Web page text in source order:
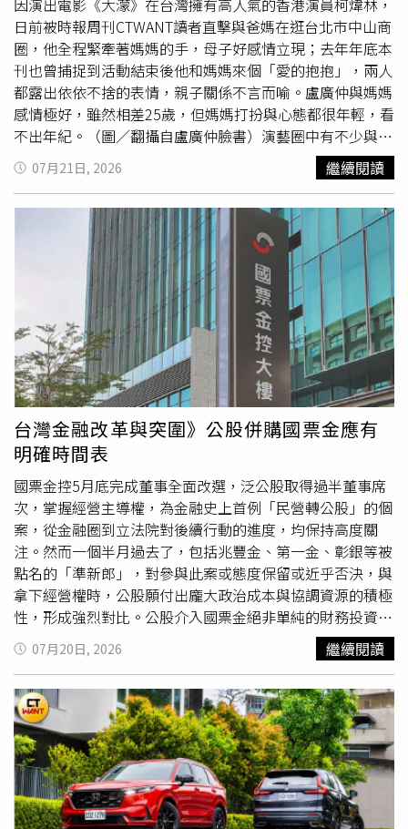
能是第一次發作的位置，要注意的是，痛風不是老年人的專
利，只要有相關體質、家族遺傳史，再加上高普林飲食、飲
酒、熬夜、脫水等原因，年輕人一樣可能誘發痛風。
因演出電影《大濛》在台灣擁有高人氣的香港演員柯煒林，
日前被時報周刊CTWANT讀者直擊與爸媽在逛台北市中山商
圈，他全程緊牽著媽媽的手，母子好感情立現；去年年底本
刊也曾捕捉到活動結束後他和媽媽來個「愛的抱抱」，兩人
都露出依依不捨的表情，親子關係不言而喻。盧廣仲與媽媽
感情極好，雖然相差25歲，但媽媽打扮與心態都很年輕，看
不出年紀。（圖／翻攝自盧廣仲臉書）演藝圈中有不少與媽
媽關係緊密的男藝人；像是盧廣仲與媽媽雖相差25歲，但由
於盧媽媽保養得宜，完全看不出年紀，過去他就曾透露因為
跟媽媽戴同款的錶，公開母子合照還被朋友誤會成是交了新
女友在公開戀情。幾年前盧廣仲上節目時，盧媽媽難得用手
機視訊連線方式現身，盧媽媽表示自己是個很客觀的樂評，
如果兒子有哪裡唱不好都會直接跟他說，被問到兒子帥不
帥？她也幽默回應：「他是耐看的小孩！乍看不OK！」答
案令人笑噴。而盧媽媽說話時習慣性會用手摸瀏海，也跟盧
廣仲一模一樣，果然是最親密的母子。羅志祥與羅媽母子情
深眾所皆知。（圖／翻攝自羅志祥臉書）羅志祥和媽媽「羅
媽」感情好是眾所皆知，去年三月他透露媽媽是阿茲海默症
患者，貼心道出「如果她不小心給你們帶來困擾，對不起，
也請多多包涵，因為她真的不是故意的」的孝順話語，令人
不捨。但他還是盡量帶著媽媽過正常的生活，母子倆一起跳
舞，一起旅遊，希望美好的回憶能在媽媽腦海裡留久一點，
他也坦言原本沒有想讓外界知道媽媽的病情，但說出之後如
釋重負，期盼大家如果有機會遇見羅媽，還是可以跟過去一
樣可以熱情地跟她打招呼聊天。陽帆右跟母親關係很親密，
每天都會花時間陪媽媽聊天。（圖／翻攝自陽帆Threads）
陽帆與高齡媽媽感情深厚，從小就被媽媽富養著，成就他貴
公子的氣質，年邁的母親身體硬朗且因一家人一直住在一
起，母子倆黏在一起的時間也很多。陽帆遺傳了母親的健康
充滿精神的好體質
，每天飯後都會花一小時陪伴母親聊天，
還在社群分享與媽媽相處的溫馨日常，耍了一手超瞎魔術來
整老媽媽，媽媽很捧場中計，事後他還緊握媽媽的手喊：
「這是我人生第一次騙妳。」畫面十分可愛。
07月21日, 2026 繼續閱讀
台灣金融改革與突圍》公股併購國票金應有
明確時間表
國票金控5月底完成董事全面改選，泛公股取得過半董事席
次，掌握經營主導權，為金融史上首例「民營轉公股」的個
案，從金融圈到立法院對後續行動的進度，均保持高度關
注。然而一個半月過去了，包括兆豐金、第一金、彰銀等被
點名的「準新郎」，對參與此案或態度保留或近乎否決，與
拿下經營權時，公股願付出龐大政治成本與協調資源的積極
性，形成強烈對比。公股介入國票金絕非單純的財務投資。
國票金長年受民股意見分歧影響，未能引進實體銀行，補齊
金控版圖最重要的拼圖，財政部這次出手，既可為公股整併
外界亦有頗高的期待。惟拿下主導權以來，遲遲不見公股的
下一步動作，此情況如持續下去，成為「只買不併」的懸疑
劇，不僅讓人霧裡看花，原來挹注的整頓治理成本付諸流
水，對公股背後的納稅人、股東來說，亦非負責任的作法。
也因財政部的曖昧態度，讓市場傳言開始滿天飛。流傳最廣
的說法是，公股會這屆董事任期、2029年前完成整併，因
07月20日, 2026 繼續閱讀